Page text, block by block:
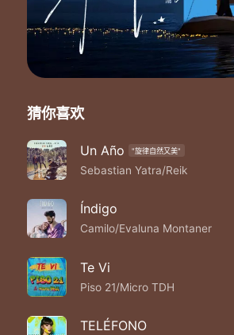
Me lo decían yo los ignoraba
Se lo hacía y a los ojo' la miraba
Seríamo' la pareja del año
Cuánto te extraño
Y mis amigos lo sabían
猜你喜欢
Un Año "旋律自然又美"
Sebastian Yatra/Reik
Índigo
Camilo/Evaluna Montaner
Te Vi
Piso 21/Micro TDH
TELÉFONO